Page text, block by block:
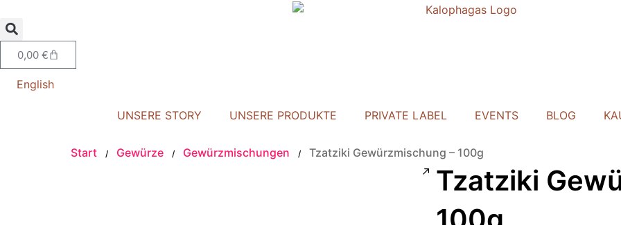
0,00 €
English
UNSERE STORY UNSERE PRODUKTE PRIVATE LABEL EVENTS BLOG
Start / Gewürze / Gewürzmischungen / Tzatziki Gewürzmischung – 100g
Tzatziki